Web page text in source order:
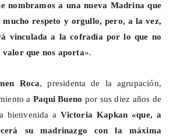
nombramos a una nueva Madrina que
mucho respeto y orgullo, pero, a la vez,
vinculada a la cofradía por lo que no
que nos aporta».
Roca, presidenta de la agrupación,
a Paqui Bueno por sus diez años de
bienvenida aVictoria Kapkan «que, a
su madrinazgo con la máxima